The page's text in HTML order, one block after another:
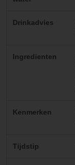
Drinkadvies
Ingredienten
Kenmerken
Tijdstip